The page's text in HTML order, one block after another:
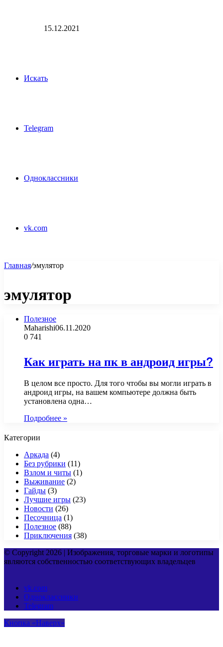
15.12.2021
Искать
Telegram
Одноклассники
vk.com
Главная/эмулятор
эмулятор
Полезное
Maharishi06.11.2020
0 741
Как играть на пк в андроид игры?
В целом все просто. Для того чтобы вы могли играть в
андроид игры, на вашем компьютере должна быть
установлена одна…
Подробнее »
Категории
Аркада (4)
Без рубрики (11)
Взлом и читы (1)
Выживание (2)
Гайды (3)
Лучшие игры (23)
Новости (26)
Песочница (1)
Полезное (88)
Приключения (38)
© Copyright 2026 | Изображения, торговые марки и логотипы
являются собственностью соответствующих владельцев
vk.com
Одноклассники
Telegram
Кнопка «Наверх»